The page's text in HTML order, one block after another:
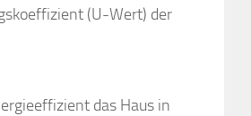
(U-Wert) der
das Haus in